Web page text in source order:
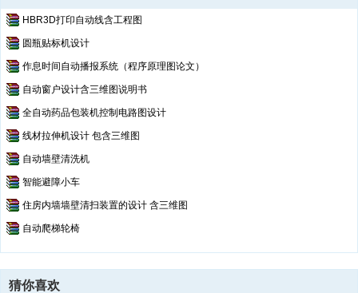
HBR3D打印自动线含工程图
圆瓶贴标机设计
作息时间自动播报系统（程序原理图论文）
自动窗户设计含三维图说明书
全自动药品包装机控制电路图设计
线材拉伸机设计 包含三维图
自动墙壁清洗机
智能避障小车
住房内墙墙壁清扫装置的设计 含三维图
自动爬梯轮椅
猜你喜欢